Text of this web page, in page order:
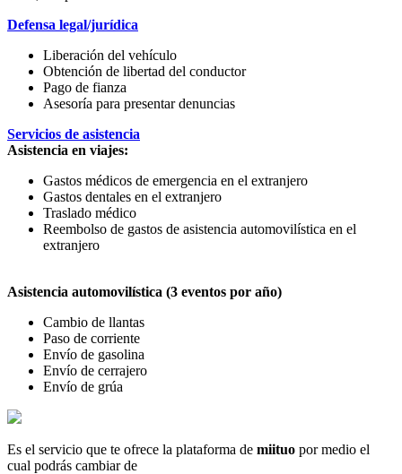
Defensa legal/jurídica
Liberación del vehículo
Obtención de libertad del conductor
Pago de fianza
Asesoría para presentar denuncias
Servicios de asistencia
Asistencia en viajes:
Gastos médicos de emergencia en el extranjero
Gastos dentales en el extranjero
Traslado médico
Reembolso de gastos de asistencia automovilística en el
extranjero
Asistencia automovilística (3 eventos por año)
Cambio de llantas
Paso de corriente
Envío de gasolina
Envío de cerrajero
Envío de grúa
Es el servicio que te ofrece la plataforma de miituo por medio el
cual podrás cambiar de